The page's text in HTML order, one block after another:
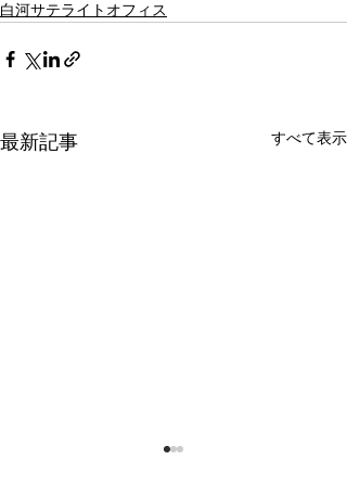
白河サテライトオフィス
最新記事 すべて表示